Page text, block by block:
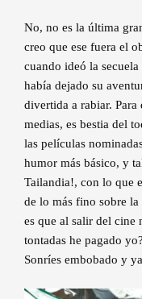
No, no es la última
creo que ese fuera el
cuando ideó la
había dejado su
divertida a rabiar. Para
medias, es bestia del
las películas
humor más básico, y
Tailandia!, con lo que
de lo más fino sobre
es que al salir del cine
tontadas he pagado
Sonríes embobado y